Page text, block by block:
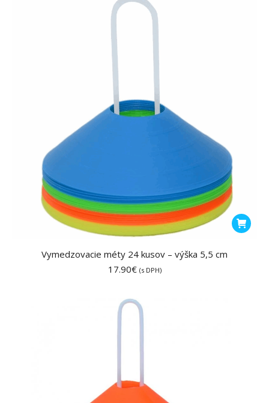
Vymedzovacie méty 24 kusov – výška 5,5 cm
17.90€ (s DPH)